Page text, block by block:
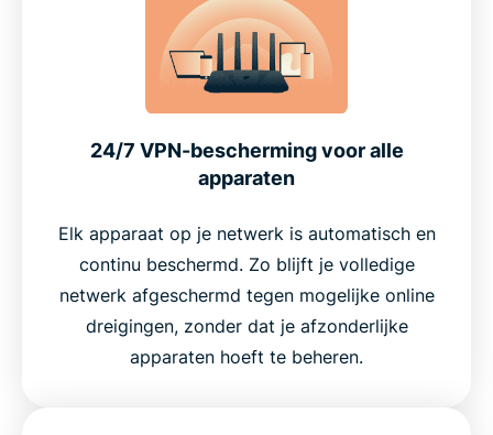
24/7 VPN-bescherming voor alle
apparaten
Elk apparaat op je netwerk is automatisch en
continu beschermd. Zo blijft je volledige
netwerk afgeschermd tegen mogelijke online
dreigingen, zonder dat je afzonderlijke
apparaten hoeft te beheren.